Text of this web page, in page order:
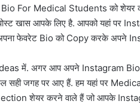
For Medical Students को शेयर
खास आपके लिए है. आपको यहां पर
फेवरेट Bio को Copy करके अपने
में. अगर आप अपने Instagram
सही जगह पर आए हैं. हम यहां पर
शेयर करने वाले हैं जो आपके